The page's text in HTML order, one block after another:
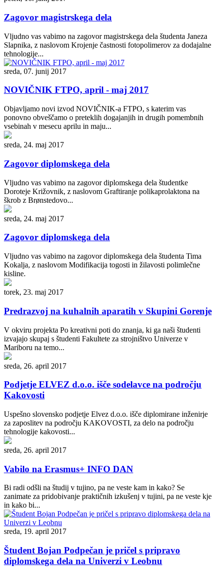
Zagovor magistrskega dela
Vljudno vas vabimo na zagovor magistrskega dela študenta Janeza
Slapnika, z naslovom Krojenje častnosti fotopolimerov za dodajalne
tehnologije...
sreda, 07. junij 2017
NOVIČNIK FTPO, april - maj 2017
Objavljamo novi izvod NOVIČNIK-a FTPO, s katerim vas
ponovno obveščamo o preteklih dogajanjih in drugih pomembnih
vsebinah v mesecu aprilu in maju...
sreda, 24. maj 2017
Zagovor diplomskega dela
Vljudno vas vabimo na zagovor diplomskega dela študentke
Doroteje Križovnik, z naslovom Graftiranje polikaprolaktona na
škrob z Brønstedovo...
sreda, 24. maj 2017
Zagovor diplomskega dela
Vljudno vas vabimo na zagovor diplomskega dela študenta Tima
Kokalja, z naslovom Modifikacija togosti in žilavosti polimlečne
kisline.
torek, 23. maj 2017
Predrazvoj na kuhalnih aparatih v Skupini Gorenje
V okviru projekta Po kreativni poti do znanja, ki ga naši študenti
izvajajo skupaj s študenti Fakultete za strojništvo Univerze v
Mariboru na temo...
sreda, 26. april 2017
Podjetje ELVEZ d.o.o. išče sodelavce na področju
Kakovosti
Uspešno slovensko podjetje Elvez d.o.o. išče diplomirane inženirje
za zaposlitev na področju KAKOVOSTI, za delo na področju
tehnologije kakovosti...
sreda, 26. april 2017
Vabilo na Erasmus+ INFO DAN
Bi radi odšli na študij v tujino, pa ne veste kam in kako? Se
zanimate za pridobivanje praktičnih izkušenj v tujini, pa ne veste kje
in kako bi...
sreda, 19. april 2017
Študent Bojan Podpečan je pričel s pripravo
diplomskega dela na Univerzi v Leobnu